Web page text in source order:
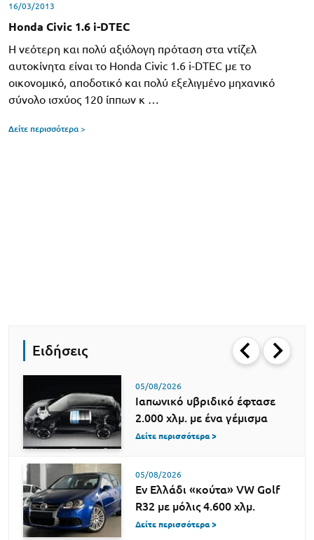
16/03/2013
Honda Civic 1.6 i-DTEC
Η νεότερη και πολύ αξιόλογη πρόταση στα ντίζελ
αυτοκίνητα είναι το Honda Civic 1.6 i-DTEC με το
οικονομικό, αποδοτικό και πολύ εξελιγμένο μηχανικό
σύνολο ισχύος 120 ίππων κ …
Δείτε περισσότερα >
Ειδήσεις
05/08/2026
Ιαπωνικό υβριδικό έφτασε
2.000 χλμ. με ένα γέμισμα
Δείτε περισσότερα >
05/08/2026
Εν Ελλάδι «κούτα» VW Golf
R32 με μόλις 4.600 χλμ.
Δείτε περισσότερα >